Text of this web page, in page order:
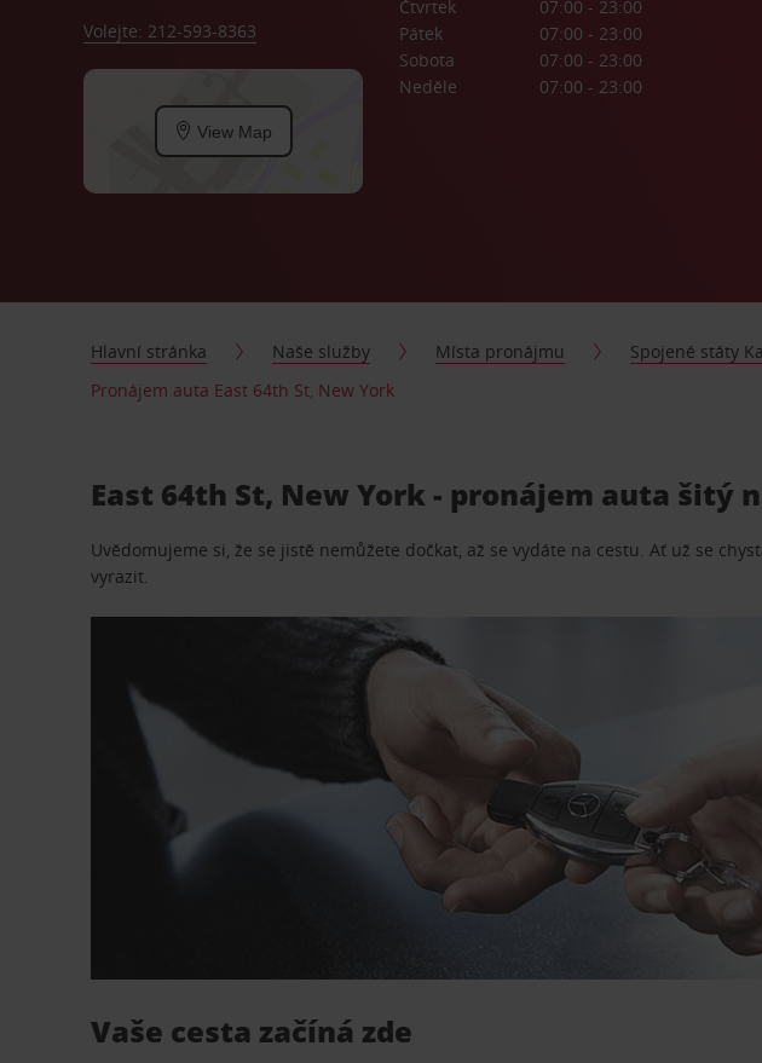
Volejte: 212-593-8363
View Map
Čtvrtek
07:00 - 23:00
Pátek
07:00 - 23:00
Sobota
07:00 - 23:00
Neděle
07:00 - 23:00
Hlavní stránka Naše služby Místa pronájmu Spojené státy
Pronájem auta East 64th St, New York
East 64th St, New York - pronájem auta šitý
Uvědomujeme si, že se jistě nemůžete dočkat, až se vydáte na cestu. Ať už se
vyrazit.
Vaše cesta začíná zde